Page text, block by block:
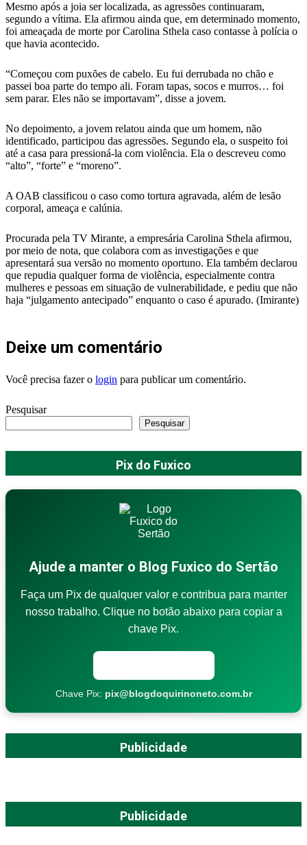
Mesmo após a joia ser localizada, as agressões continuaram,
segundo a vítima. Ela afirmou ainda que, em determinado momento,
foi ameaçada de morte por Carolina Sthela caso contasse à polícia o
que havia acontecido.
“Começou com puxões de cabelo. Eu fui derrubada no chão e
passei boa parte do tempo ali. Foram tapas, socos e murros… foi
sem parar. Eles não se importavam”, disse a jovem.
No depoimento, a jovem relatou ainda que um homem, não
identificado, participou das agressões. Segundo ela, o suspeito foi
até a casa para pressioná-la com violência. Ela o descreveu como
“alto”, “forte” e “moreno”.
A OAB classificou o caso como tortura agravada, além de lesão
corporal, ameaça e calúnia.
Procurada pela TV Mirante, a empresária Carolina Sthela afirmou,
por meio de nota, que colabora com as investigações e que
apresentará sua versão no momento oportuno. Ela também declarou
que repudia qualquer forma de violência, especialmente contra
mulheres e pessoas em situação de vulnerabilidade, e pediu que não
haja “julgamento antecipado” enquanto o caso é apurado. (Imirante)
Deixe um comentário
Você precisa fazer o login para publicar um comentário.
Pesquisar
Pesquisar
Pix do Fuxico
Ajude a manter o Blog Fuxico do Sertão
Faça um Pix de qualquer valor e contribua para manter
nosso trabalho. Clique no botão abaixo para copiar a
chave Pix.
Chave Pix: pix@blogdoquirinoneto.com.br
Publicidade
Publicidade